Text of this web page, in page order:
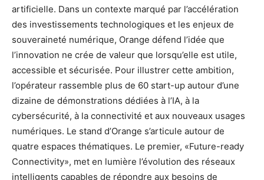
artificielle. Dans un contexte marqué par l’accélération
des investissements technologiques et les enjeux de
souveraineté numérique, Orange défend l’idée que
l’innovation ne crée de valeur que lorsqu’elle est utile,
accessible et sécurisée. Pour illustrer cette ambition,
l’opérateur rassemble plus de 60 start-up autour d’une
dizaine de démonstrations dédiées à l’IA, à la
cybersécurité, à la connectivité et aux nouveaux usages
numériques. Le stand d’Orange s’articule autour de
quatre espaces thématiques. Le premier, «Future-ready
Connectivity», met en lumière l’évolution des réseaux
intelligents capables de répondre aux besoins de